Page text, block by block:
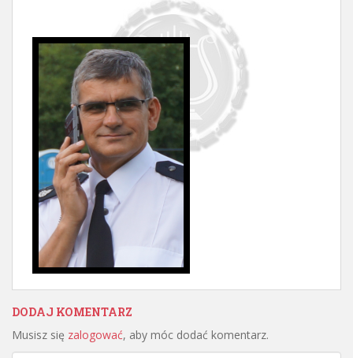
DODAJ KOMENTARZ
Musisz się zalogować, aby móc dodać komentarz.